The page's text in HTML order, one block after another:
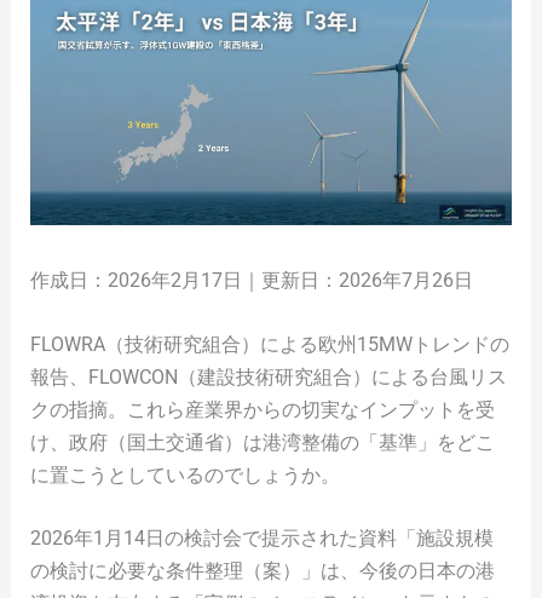
作成日：2026年2月17日｜更新日：2026年7月26日
FLOWRA（技術研究組合）による欧州15MWトレンドの
報告、FLOWCON（建設技術研究組合）による台風リス
クの指摘。これら産業界からの切実なインプットを受
け、政府（国土交通省）は港湾整備の「基準」をどこ
に置こうとしているのでしょうか。
2026年1月14日の検討会で提示された資料「施設規模
の検討に必要な条件整理（案）」は、今後の日本の港